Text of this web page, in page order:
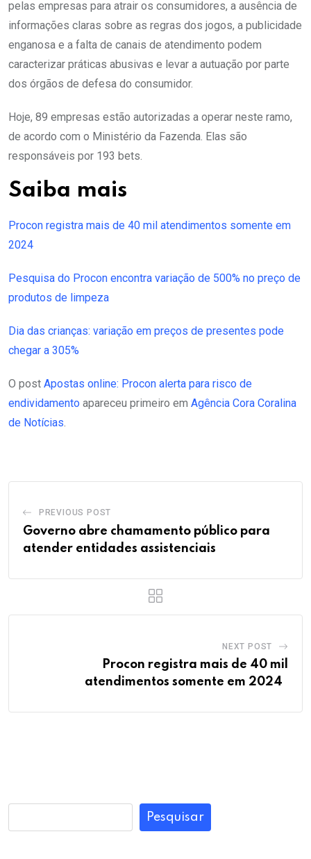
pelas empresas para atrair os consumidores, a ausência de
informações claras sobre as regras dos jogos, a publicidade
enganosa e a falta de canais de atendimento podem
caracterizar práticas abusivas e levar a autuação por parte
dos órgãos de defesa do consumidor.
Hoje, 89 empresas estão autorizadas a operar neste ramo,
de acordo com o Ministério da Fazenda. Elas são
responsáveis por 193 bets.
Saiba mais
Procon registra mais de 40 mil atendimentos somente em
2024
Pesquisa do Procon encontra variação de 500% no preço de
produtos de limpeza
Dia das crianças: variação em preços de presentes pode
chegar a 305%
O post Apostas online: Procon alerta para risco de
endividamento apareceu primeiro em Agência Cora Coralina
de Notícias
PREVIOUS POST
Governo abre chamamento público para
atender entidades assistenciais
NEXT POST
Procon registra mais de 40 mil
atendimentos somente em 2024
Pesquisar